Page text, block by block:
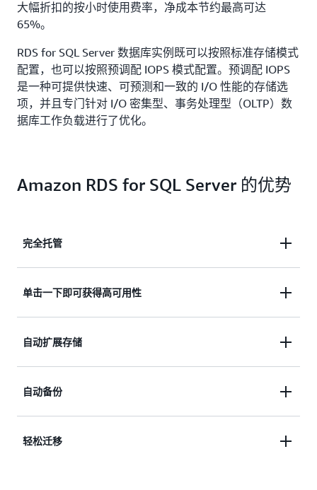
大幅折扣的按小时使用费率，净成本节约最高可达
65%。
RDS for SQL Server 数据库实例既可以按照标准存储模式
配置，也可以按照预调配 IOPS 模式配置。预调配 IOPS
是一种可提供快速、可预测和一致的 I/O 性能的存储选
项，并且专门针对 I/O 密集型、事务处理型（OLTP）数
据库工作负载进行了优化。
Amazon RDS for SQL Server 的优势
完全托管
Database Service（RDS）完全托管。您再也无需担
心硬件预置、软件修补、设置、配置或备份等数据库
单击一下即可获得高可用性
在不同可用区中同步复制数据。如果主节点崩溃，则
您的数据库将会自动故障转移至辅助节点，并且我们
自动扩展存储
小，而无需停机。使用 RDS Storage Auto Scaling，
您只需设置所需的存储上限，其余的由 Auto Scaling
自动备份
备份。Amazon RDS 会创建实例的存储卷快照，从而
轻松迁移